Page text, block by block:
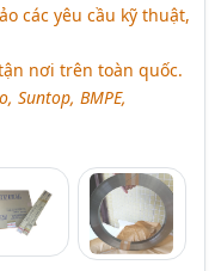
các yêu cầu kỹ thuật,
nơi trên toàn quốc.
Suntop, BMPE,